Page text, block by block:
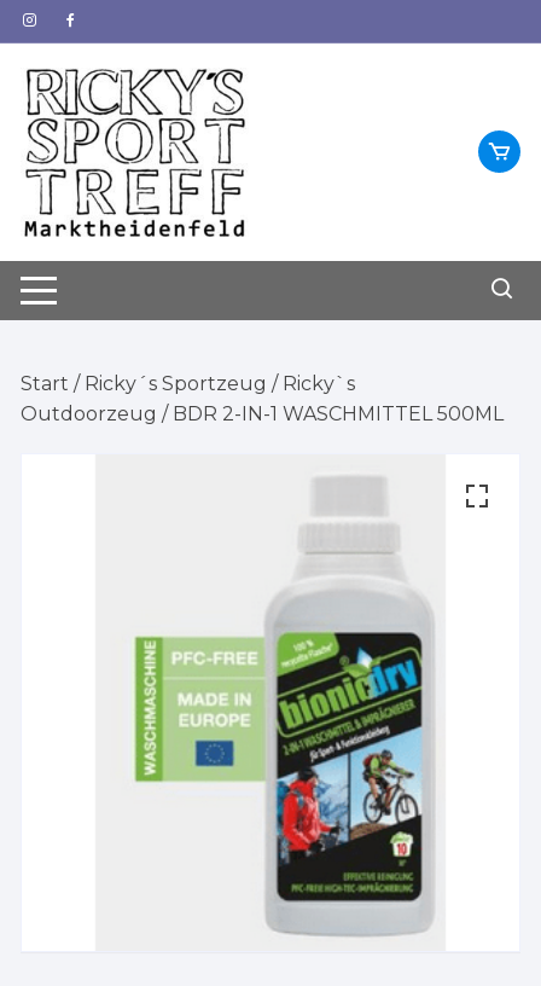
Zum
Inhalt
springen
Start / Ricky´s Sportzeug / Ricky`s
Outdoorzeug / BDR 2-IN-1 WASCHMITTEL 500ML